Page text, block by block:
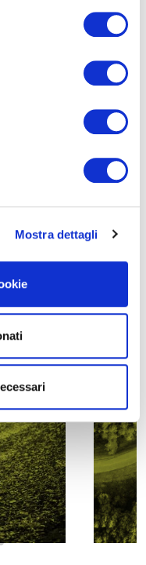
Mostra dettagli